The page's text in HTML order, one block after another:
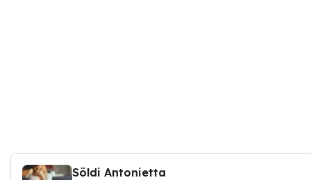
Söldi Antonietta